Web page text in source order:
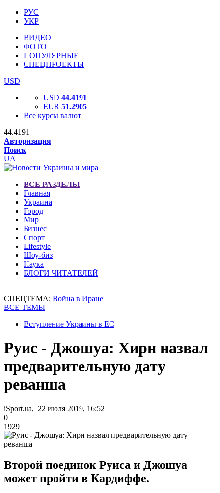
РУС
УКР
ВИДЕО
ФОТО
ПОПУЛЯРНЫЕ
СПЕЦПРОЕКТЫ
USD
USD 44.4191
EUR 51.2905
Все курсы валют
44.4191
Авторизация
Поиск
UA
ВСЕ РАЗДЕЛЫ
Главная
Украина
Город
Мир
Бизнес
Спорт
Lifestyle
Шоу-биз
Наука
БЛОГИ ЧИТАТЕЛЕЙ
СПЕЦТЕМА: Война в Иране
ВСЕ ТЕМЫ
Вступление Украины в ЕС
Руис - Джошуа: Хирн назвал
предварительную дату
реванша
iSport.ua, 22 июля 2019, 16:52
0
1929
Второй поединок Руиса и Джошуа
может пройти в Кардиффе.